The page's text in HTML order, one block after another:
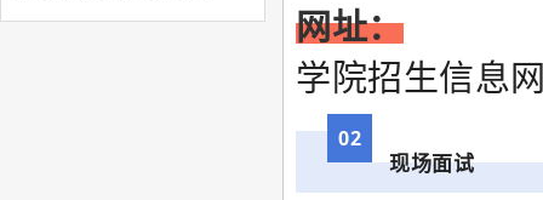
网址：
学院招生信息
02
现场面试